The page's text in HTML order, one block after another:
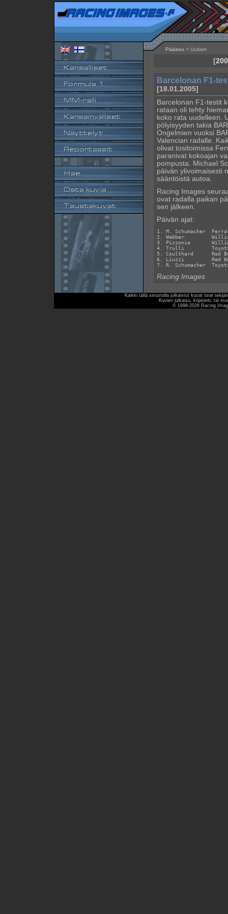
Pääsivu > Uutiset
[
Barcelonan F1-
[18.01.2005]
Barcelonan F1-testit
rataan oli tehty
koko rata uudelleen.
pölyisyyden takia
Ongelmien vuoksi
Valencian radalle.
olivat tositoimissa
paranivat kokoajan
pompusta. Michael
päivän ylivoimaisesti
sääntöistä autoa.
Racing Images
ovat radalla paikan
sen jälkeen.
Päivän ajat:
1. M. Schumacher
2. Webber
3. Pizzonia
4. Trulli
5. Coulthard      Red
6. Liuzzi         Red
Racing Images
Kaikki tällä sivustolla julkaistut kuvat ovat
Kuvien julkaisu, kopiointi, tai
© 1998-2026 Racing